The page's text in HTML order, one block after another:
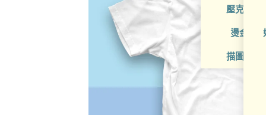
壓克力喜
燙金喜帖
描圖紙喜